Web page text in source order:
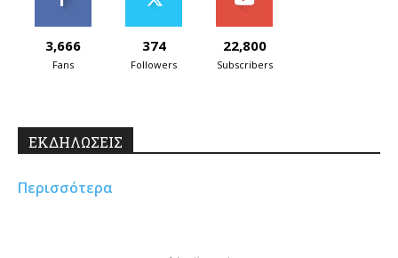
3,666
Fans
374
Followers
22,800
Subscribers
ΕΚΔΗΛΩΣΕΙΣ
Περισσότερα